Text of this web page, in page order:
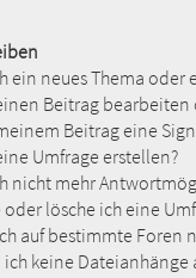
ein neues Thema oder
Beitrag bearbeiten
Beitrag eine
Umfrage erstellen?
nicht mehr
lösche ich eine
auf bestimmte Foren
ich keine Dateianhänge